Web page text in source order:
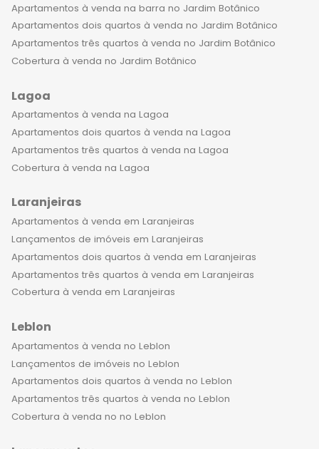
Apartamentos à venda na barra no Jardim Botânico
Apartamentos dois quartos à venda no Jardim Botânico
Apartamentos três quartos à venda no Jardim Botânico
Cobertura à venda no Jardim Botânico
Lagoa
Apartamentos à venda na Lagoa
Apartamentos dois quartos à venda na Lagoa
Apartamentos três quartos à venda na Lagoa
Cobertura à venda na Lagoa
Laranjeiras
Apartamentos à venda em Laranjeiras
Lançamentos de imóveis em Laranjeiras
Apartamentos dois quartos à venda em Laranjeiras
Apartamentos três quartos à venda em Laranjeiras
Cobertura à venda em Laranjeiras
Leblon
Apartamentos à venda no Leblon
Lançamentos de imóveis no Leblon
Apartamentos dois quartos à venda no Leblon
Apartamentos três quartos à venda no Leblon
Cobertura à venda no no Leblon